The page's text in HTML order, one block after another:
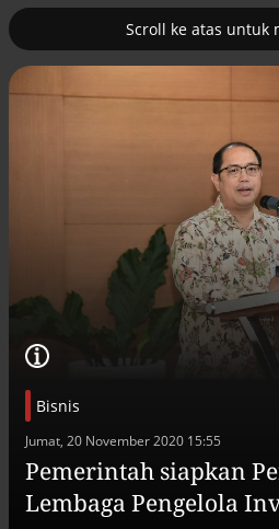
Scroll ke atas untuk
Bisnis
Jumat, 20 November 2020 15:55
Pemerintah siapkan
Lembaga Pengelola
nuklir 2
Efek jera untuk
Alinea.id -
Buku berusia